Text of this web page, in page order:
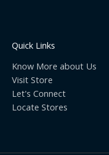
Quick Links
Know More about Us
Visit Store
Let's Connect
Locate Stores